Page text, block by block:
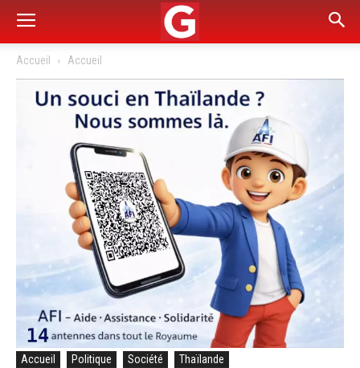
Accueil Accueil
Accueil Politique Société Thaïlande